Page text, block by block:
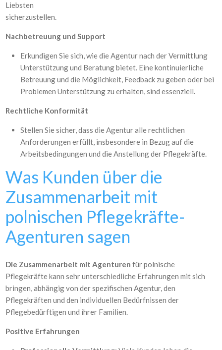
Liebsten
sicherzustellen.
Nachbetreuung und Support
Erkundigen Sie sich, wie die Agentur nach der Vermittlung
Unterstützung und Beratung bietet. Eine kontinuierliche
Betreuung und die Möglichkeit, Feedback zu geben oder bei
Problemen Unterstützung zu erhalten, sind essenziell.
Rechtliche Konformität
Stellen Sie sicher, dass die Agentur alle rechtlichen
Anforderungen erfüllt, insbesondere in Bezug auf die
Arbeitsbedingungen und die Anstellung der Pflegekräfte.
Was Kunden über die
Zusammenarbeit mit
polnischen Pflegekräfte-
Agenturen sagen
Die Zusammenarbeit mit Agenturenfür polnische
Pflegekräfte kann sehr unterschiedliche Erfahrungen mit sich
bringen, abhängig von der spezifischen Agentur, den
Pflegekräften und den individuellen Bedürfnissen der
Pflegebedürftigen und ihrer Familien.
Positive Erfahrungen